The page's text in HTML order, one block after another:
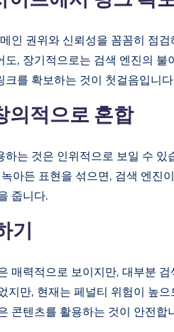
인 권위와 신뢰성을 꼼꼼히 점
, 장기적으로는 검색 엔진의
를 확보하는 것이 첫걸음입니
의적으로 혼합
는 것은 인위적으로 보일 수 있
아든 표현을 섞으면, 검색 엔진
줍니다.
기
력적으로 보이지만, 대부분 검
지만, 현재는 페널티 위험이 높
콘텐츠를 활용하는 것이 안전합